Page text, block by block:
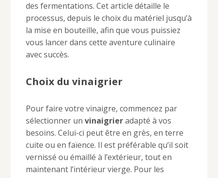
des fermentations. Cet article détaille le
processus, depuis le choix du matériel jusqu’à
la mise en bouteille, afin que vous puissiez
vous lancer dans cette aventure culinaire
avec succès.
Choix du vinaigrier
Pour faire votre vinaigre, commencez par
sélectionner un vinaigrieradapté à vos
besoins. Celui-ci peut être en grès, en terre
cuite ou en faïence. Il est préférable qu’il soit
vernissé ou émaillé à l’extérieur, tout en
maintenant l’intérieur vierge. Pour les